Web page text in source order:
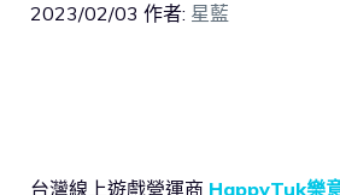
2023/02/03 作者: 星藍
台灣線上遊戲營運商 HappyTuk樂